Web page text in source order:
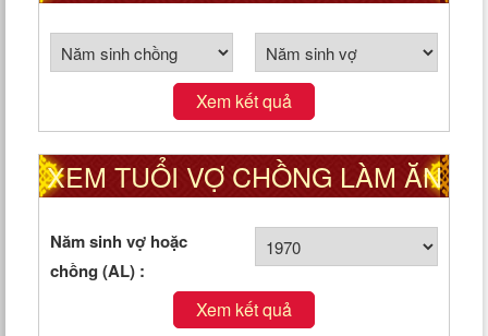
CHỒNG THEO CUNG PHI
Xem kết quả
XEM TUỔI VỢ CHỒNG LÀM ĂN
TỐT HAY XẤU
Năm sinh vợ hoặc
chồng (AL) :
Xem kết quả